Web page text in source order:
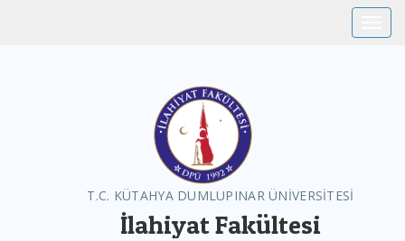
T.C. KÜTAHYA DUMLUPINAR ÜNİVERSİTESİ
İlahiyat Fakültesi